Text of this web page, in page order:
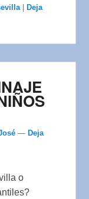
Deja
—Deja
o